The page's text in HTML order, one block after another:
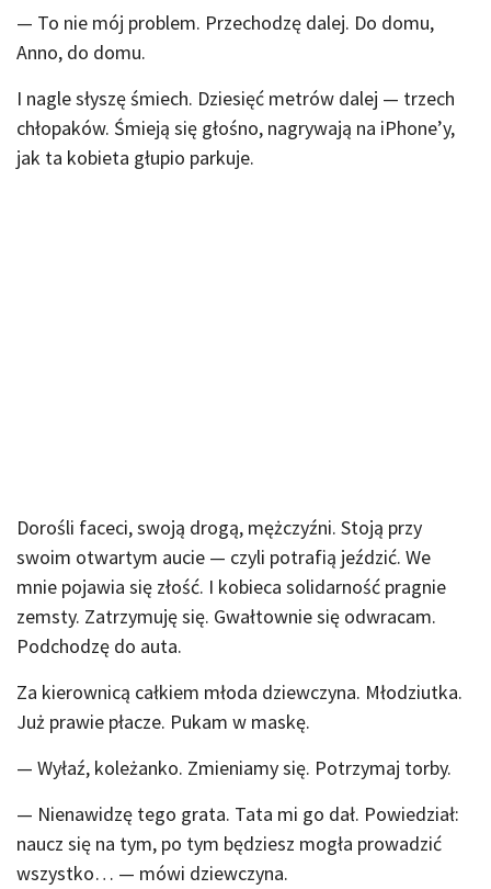
— To nie mój problem. Przechodzę dalej. Do domu,
Anno, do domu.
I nagle słyszę śmiech. Dziesięć metrów dalej — trzech
chłopaków. Śmieją się głośno, nagrywają na iPhone’y,
jak ta kobieta głupio parkuje.
Dorośli faceci, swoją drogą, mężczyźni. Stoją przy
swoim otwartym aucie — czyli potrafią jeździć. We
mnie pojawia się złość. I kobieca solidarność pragnie
zemsty. Zatrzymuję się. Gwałtownie się odwracam.
Podchodzę do auta.
Za kierownicą całkiem młoda dziewczyna. Młodziutka.
Już prawie płacze. Pukam w maskę.
— Wyłaź, koleżanko. Zmieniamy się. Potrzymaj torby.
— Nienawidzę tego grata. Tata mi go dał. Powiedział:
naucz się na tym, po tym będziesz mogła prowadzić
wszystko… — mówi dziewczyna.